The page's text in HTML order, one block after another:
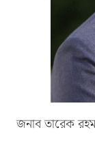
জনাব তারেক